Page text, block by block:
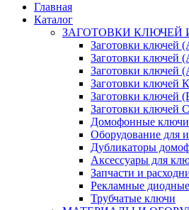
Главная
Каталог
ЗАГОТОВКИ КЛЮЧЕЙ
Заготовки ключей
Заготовки ключей
Заготовки ключей
Заготовки ключей
Заготовки ключей
Заготовки ключей
Домофонные
Оборудование для
Дубликаторы
Аксессуары для
Запчасти и
Рекламные
Трубчатые ключи